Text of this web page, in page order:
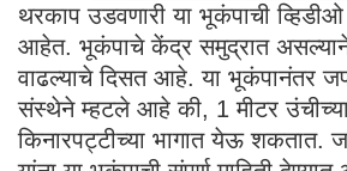
थरकाप उडवणारी या भूकंपाची व्हिडीओ
आहेत. भूकंपाचे केंद्र समुद्रात
वाढल्याचे दिसत आहे. या भूकंपानंतर
संस्थेने म्हटले आहे की, 1 मीटर उंचीच्या
किनारपट्टीच्या भागात येऊ शकतात.